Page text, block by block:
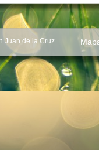
Juan de la Cruz